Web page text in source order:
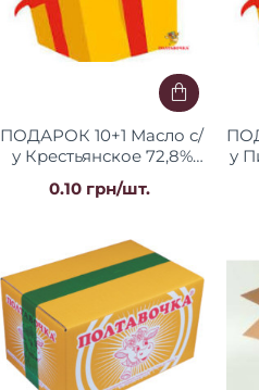
ПОДАРОК ​​10+1 Масло с/
у Крестьянское 72,8%
200 г/20 фольга ТМ
"Полтавочка"
0.10 грн/шт.
у